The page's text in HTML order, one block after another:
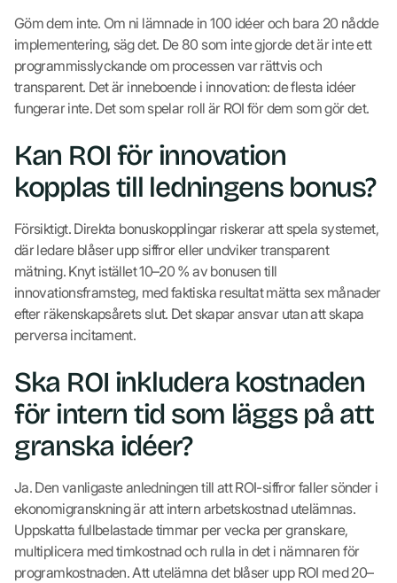
Göm dem inte. Om ni lämnade in 100 idéer och bara 20 nådde
implementering, säg det. De 80 som inte gjorde det är inte ett
programmisslyckande om processen var rättvis och
transparent. Det är inneboende i innovation: de flesta idéer
fungerar inte. Det som spelar roll är ROI för dem som gör det.
Kan ROI för innovation
kopplas till ledningens bonus?
Försiktigt. Direkta bonuskopplingar riskerar att spela systemet,
där ledare blåser upp siffror eller undviker transparent
mätning. Knyt istället 10–20 % av bonusen till
innovationsframsteg, med faktiska resultat mätta sex månader
efter räkenskapsårets slut. Det skapar ansvar utan att skapa
perversa incitament.
Ska ROI inkludera kostnaden
för intern tid som läggs på att
granska idéer?
Ja. Den vanligaste anledningen till att ROI-siffror faller sönder i
ekonomigranskning är att intern arbetskostnad utelämnas.
Uppskatta fullbelastade timmar per vecka per granskare,
multiplicera med timkostnad och rulla in det i nämnaren för
programkostnaden. Att utelämna det blåser upp ROI med 20–